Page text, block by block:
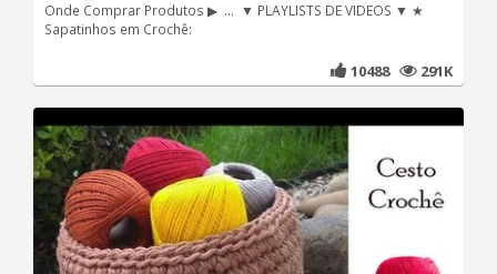
Onde Comprar Produtos ▶ ... ▼ PLAYLISTS DE VIDEOS ▼ ★
Sapatinhos em Crochê:
10488 291K